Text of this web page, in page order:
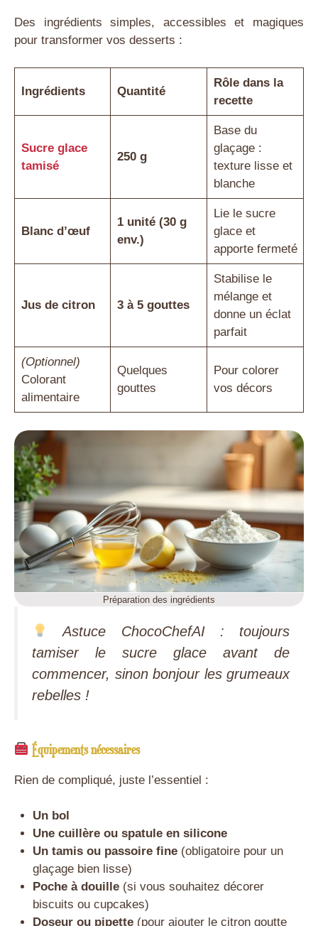
Des ingrédients simples, accessibles et magiques
pour transformer vos desserts :
Ingrédients Quantité
Rôle dans la
recette
Sucre glace
tamisé
250 g
Base du
glaçage :
texture lisse et
blanche
Blanc d’œuf
1 unité (30 g
env.)
Lie le sucre
glace et
apporte fermeté
Jus de citron 3 à 5 gouttes
Stabilise le
mélange et
donne un éclat
parfait
(Optionnel)
Colorant
alimentaire
Quelques
gouttes
Pour colorer
vos décors
Préparation des ingrédients
Astuce ChocoChefAI : toujours
tamiser le sucre glace avant de
commencer, sinon bonjour les grumeaux
rebelles !
Équipements nécessaires
Rien de compliqué, juste l’essentiel :
Un bol
Une cuillère ou spatule en silicone
Un tamis ou passoire fine(obligatoire pour un
glaçage bien lisse)
Poche à douille(si vous souhaitez décorer
biscuits ou cupcakes)
Doseur ou pipette(pour ajouter le citron goutte